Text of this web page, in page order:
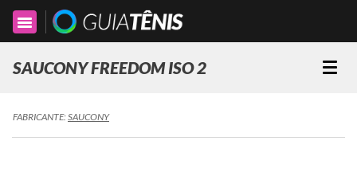
Toggle
navigation
SAUCONY FREEDOM ISO 2
FABRICANTE:SAUCONY